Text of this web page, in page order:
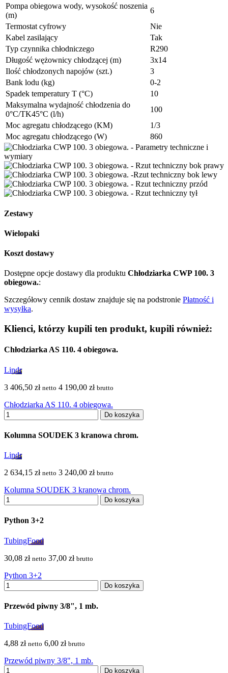
Pompa obiegowa wody, wysokość noszenia
(m)
6
Termostat cyfrowy
Nie
Kabel zasilający
Tak
Typ czynnika chłodniczego
R290
Długość wężownicy chłodzącej (m)
3x14
Ilość chłodzonych napojów (szt.)
3
Bank lodu (kg)
0-2
Spadek temperatury T (°C)
10
Maksymalna wydajność chłodzenia do
0°C/TK45°C (l/h)
100
Moc agregatu chłodzącego (KM)
1/3
Moc agregatu chłodzącego (W)
860
Zestawy
Wielopaki
Koszt dostawy
Dostępne opcje dostawy dla produktu Chłodziarka CWP 100. 3
obiegowa.:
Szczegółowy cennik dostaw znajduje się na podstronie Płatność i
wysyłka.
Klienci, którzy kupili ten produkt, kupili również:
Chłodziarka AS 110. 4 obiegowa.
Lindr
3 406,50 zł netto 4 190,00 zł brutto
Chłodziarka AS 110. 4 obiegowa.
Do koszyka
Kolumna SOUDEK 3 kranowa chrom.
Lindr
2 634,15 zł netto 3 240,00 zł brutto
Kolumna SOUDEK 3 kranowa chrom.
Do koszyka
Python 3+2
TubingFood
30,08 zł netto 37,00 zł brutto
Python 3+2
Do koszyka
Przewód piwny 3/8", 1 mb.
TubingFood
4,88 zł netto 6,00 zł brutto
Przewód piwny 3/8", 1 mb.
Do koszyka